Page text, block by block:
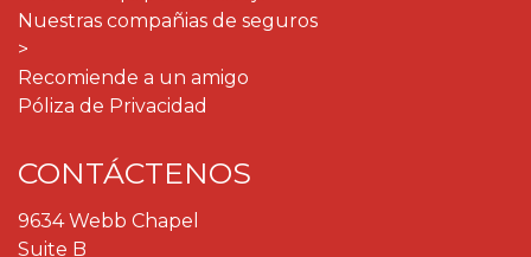
Nuestras compañias de seguros
>
Recomiende a un amigo
Póliza de Privacidad
CONTÁCTENOS
9634 Webb Chapel
Suite B